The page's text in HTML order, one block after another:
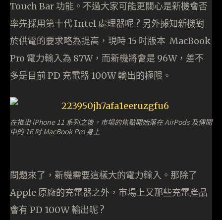
Touch Bar 功能。不過大家可能更關心是新機會否
率先採用第十代 Intel 處理器呢 ? 另外據知新機對
於供電的要求略為提高，現時 15 吋版本 MacBook
Pro 電力輸入為 87W，而新機將會是 96W，差不
多是目前 PD 充電器 100W 輸出的極限。
在推出 iPhone 11 系列之後，市場的焦點開始落在 AirPods 及傳聞
中的 16 吋 MacBook Pro 身上
問題來了，新機需要這樣大的電力輸入。那除了
Apple 原廠的充電器之外，市場上又那些充電產品
會有 PD 100W 輸出呢 ?